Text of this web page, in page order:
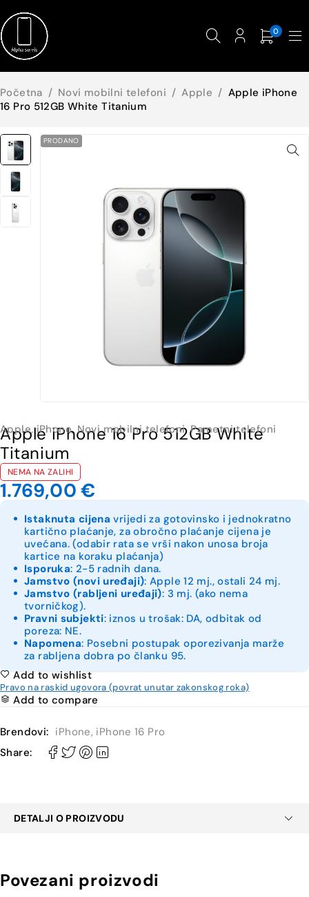
0
Početna / Novi mobilni telefoni / Apple / Apple iPhone
16 Pro 512GB White Titanium
PRODANO
Apple,iPhone, Novi mobilni telefoni,Pametni telefoni
Apple iPhone 16 Pro 512GB White
Titanium
NEMA NA ZALIHI
1.769,00€
Istaknuta cijena vrijedi za gotovinsko i jednokratno
kartično plaćanje, za obročno plaćanje cijena je
uvećana. (odabir rata se vrši nakon unosa broja
kartice na koraku plaćanja)
Isporuka: 2-5 radnih dana.
Jamstvo (novi uređaji): Apple 12 mj., ostali 24 mj.
Jamstvo (rabljeni uređaji): 3 mj. (ako nema
tvorničkog).
Pravni subjekti: iznos u trošak: DA, odbitak od
poreza: NE.
Napomena: Posebni postupak oporezivanja marže
za rabljena dobra po članku 95.
Add to wishlist
Pravo na raskid ugovora (povrat unutar zakonskog roka)
Add to compare
Brendovi: iPhone, iPhone 16 Pro
Share:
DETALJI O PROIZVODU
Povezani proizvodi